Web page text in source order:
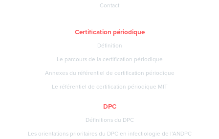
Contact
Certification périodique
Définition
Le parcours de la certification périodique
Annexes du référentiel de certification périodique
Le référentiel de certification périodique MIT
DPC
Définitions du DPC
Les orientations prioritaires du DPC en infectiologie de l’ANDPC